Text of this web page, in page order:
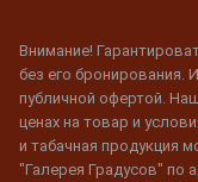
Внимание!
без его бронирования.
публичной офертой.
ценах на товар и
и табачная продукция
"Галерея Градусов" по